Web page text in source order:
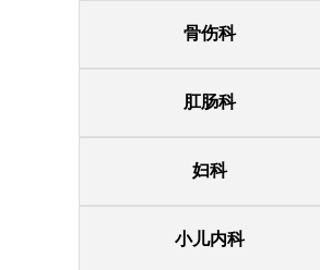
骨伤科
肛肠科
妇科
小儿内科